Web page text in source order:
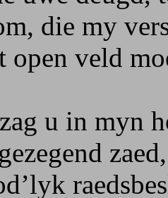
die my
open veld
u in myn